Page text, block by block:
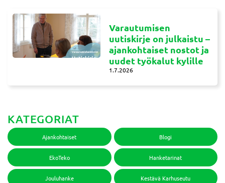
Varautumisen
uutiskirje on julkaistu –
ajankohtaiset nostot ja
uudet työkalut kylille
1.7.2026
KATEGORIAT
Ajankohtaiset Blogi
EkoTeko Hanketarinat
Jouluhanke Kestävä Karhuseutu